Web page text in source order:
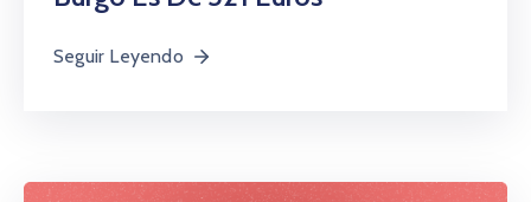
Seguir Leyendo